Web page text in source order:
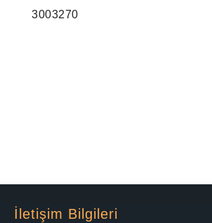
3003270
İletişim Bilgileri